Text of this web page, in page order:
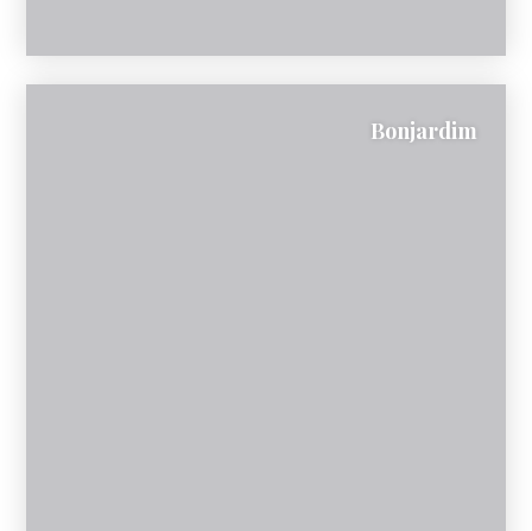
Bonjardim